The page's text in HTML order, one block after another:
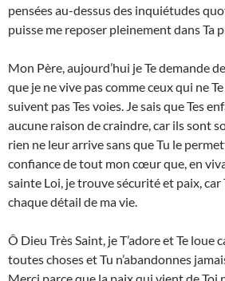
pensées au-dessus des inquiétudes
puisse me reposer pleinement dans Ta
Mon Père, aujourd’hui je Te demande
que je ne vive pas comme ceux qui ne
suivent pas Tes voies. Je sais que Tes
aucune raison de craindre, car ils sont
rien ne leur arrive sans que Tu le
confiance de tout mon cœur que, en
sainte Loi, je trouve sécurité et paix, car
chaque détail de ma vie.
Ô Dieu Très Saint, je T’adore et Te loue
toutes choses et Tu n’abandonnes